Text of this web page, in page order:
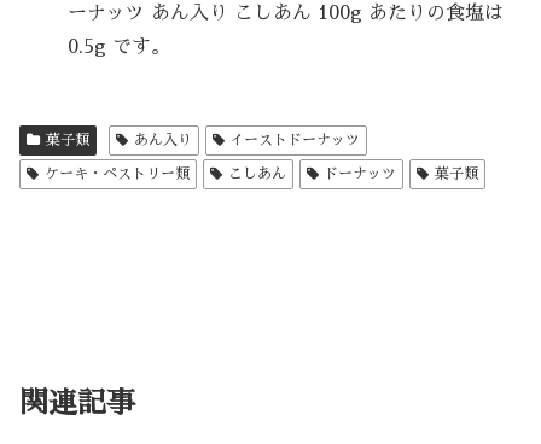
ーナッツ あん入り こしあん 100g あたりの食塩は
0.5g です。
菓子類 あん入り イーストドーナッツ
ケーキ・ペストリー類 こしあん ドーナッツ 菓子類
関連記事